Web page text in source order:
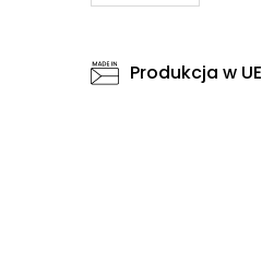
Produkcja w UE